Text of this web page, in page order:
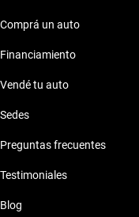
Citroen C3 Picasso 2016
Comprá un auto
Financiamiento
Vendé tu auto
Sedes
Preguntas frecuentes
Testimoniales
Blog